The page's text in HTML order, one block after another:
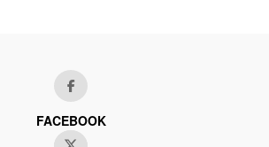
FACEBOOK